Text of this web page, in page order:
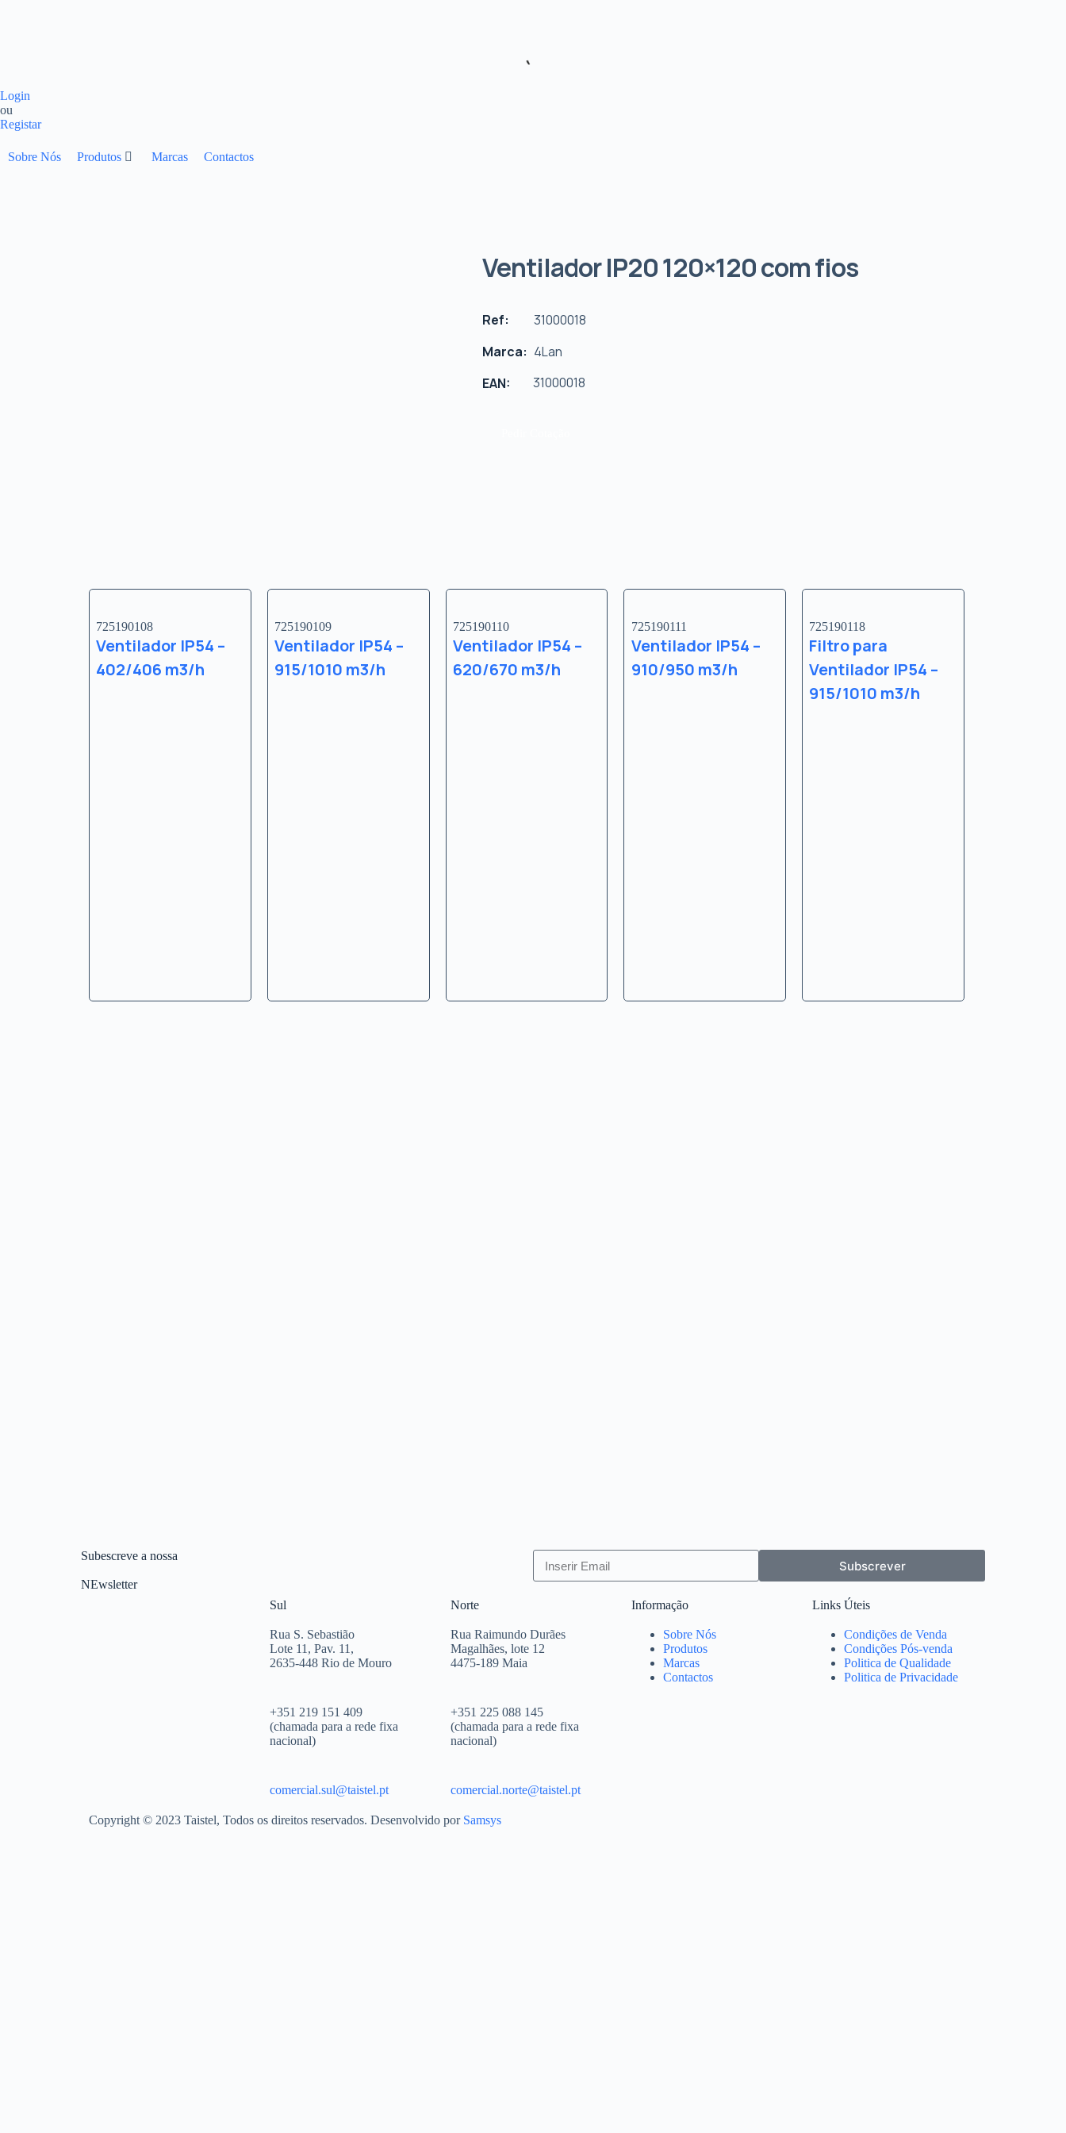
Login
ou
Registar
Sobre Nós Produtos Marcas Contactos
Ventilador IP20 120×120 com fios
Ref:
31000018
Marca: 4Lan
EAN:
31000018
725190108
Ventilador IP54 –
402/406 m3/h
725190109
Ventilador IP54 –
915/1010 m3/h
725190110
Ventilador IP54 –
620/670 m3/h
725190111
Ventilador IP54 –
910/950 m3/h
725190118
Filtro para
Ventilador IP54 –
915/1010 m3/h
Subescreve a nossa
NEwsletter
Subscrever
Sul
Rua S. Sebastião
Lote 11, Pav. 11,
2635-448 Rio de Mouro
+351 219 151 409
(chamada para a rede fixa
nacional)
comercial.sul@taistel.pt
Norte
Rua Raimundo Durães
Magalhães, lote 12
4475-189 Maia
+351 225 088 145
(chamada para a rede fixa
nacional)
comercial.norte@taistel.pt
Informação
Sobre Nós
Produtos
Marcas
Contactos
Links Úteis
Condições de Venda
Condições Pós-venda
Politica de Qualidade
Politica de Privacidade
Copyright © 2023 Taistel, Todos os direitos reservados. Desenvolvido por Samsys